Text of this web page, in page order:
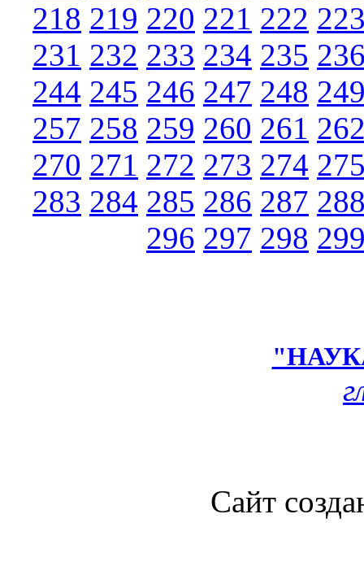
218 219 220 221 222
231 232 233 234 235
244 245 246 247 248
257 258 259 260 261
270 271 272 273 274
283 284 285 286 287
296 297 298
Сайт